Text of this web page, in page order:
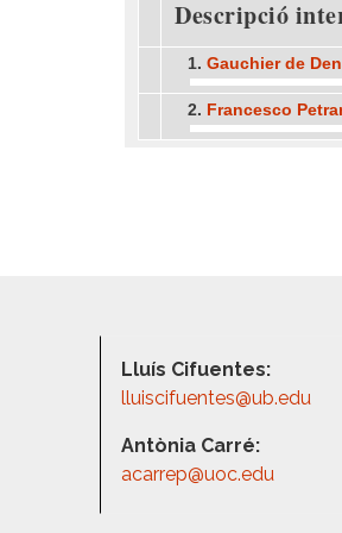
Descripció
1. Gauchier de
2. Francesco
Lluís Cifuentes:
lluiscifuentes@ub.edu
Antònia Carré:
acarrep@uoc.edu